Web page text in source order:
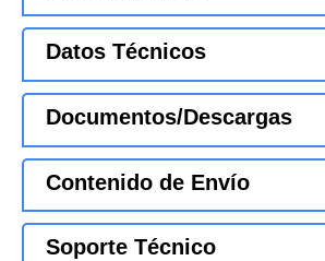
Datos Técnicos
Documentos/Descargas
Contenido de Envío
Soporte Técnico